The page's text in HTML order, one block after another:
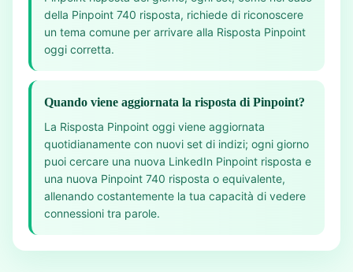
della Pinpoint 740 risposta, richiede di riconoscere
un tema comune per arrivare alla Risposta Pinpoint
oggi corretta.
Quando viene aggiornata la risposta di Pinpoint?
La Risposta Pinpoint oggi viene aggiornata
quotidianamente con nuovi set di indizi; ogni giorno
puoi cercare una nuova LinkedIn Pinpoint risposta e
una nuova Pinpoint 740 risposta o equivalente,
allenando costantemente la tua capacità di vedere
connessioni tra parole.